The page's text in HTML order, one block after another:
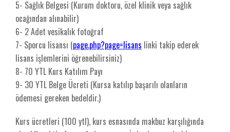
5- Sağlık Belgesi (Kurum doktoru, özel klinik veya sağlık
ocağından alınabilir)
6- 2 Adet vesikalık fotoğraf
7- Sporcu lisansı (page.php?page=lisans linki takip ederek
lisans işlemlerini öğrenebilirsiniz)
8- 70 YTL Kurs Katılım Payı
9- 30 YTL Belge Ücreti (Kursa katılıp başarılı olanların
ödemesi gereken bedeldir.)
Kurs ücretleri (100 ytl), kurs esnasında makbuz karşılığında